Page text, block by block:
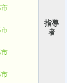
指導
者